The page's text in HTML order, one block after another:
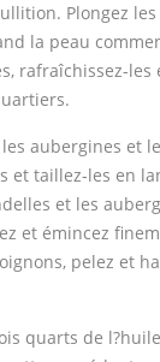
Plongez
la peau
rafraîchissez-les
aubergines et
et taillez-les en
et les
et émincez
pelez et
quarts de